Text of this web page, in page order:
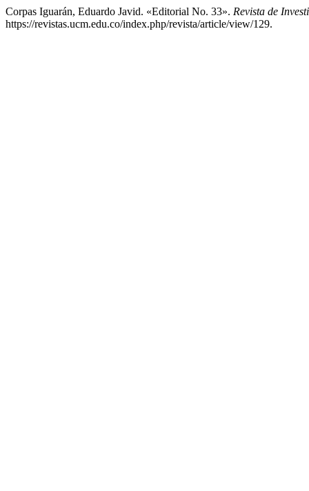
Corpas Iguarán, Eduardo Javid. «Editorial No. 33». Revista de
https://revistas.ucm.edu.co/index.php/revista/article/view/129.